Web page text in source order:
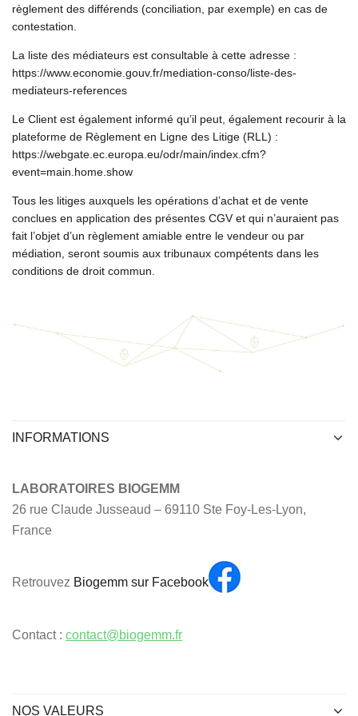
règlement des différends (conciliation, par exemple) en cas de
contestation.
La liste des médiateurs est consultable à cette adresse :
https://www.economie.gouv.fr/mediation-conso/liste-des-
mediateurs-references
Le Client est également informé qu’il peut, également recourir à la
plateforme de Règlement en Ligne des Litige (RLL) :
https://webgate.ec.europa.eu/odr/main/index.cfm?
event=main.home.show
Tous les litiges auxquels les opérations d’achat et de vente
conclues en application des présentes CGV et qui n’auraient pas
fait l’objet d’un règlement amiable entre le vendeur ou par
médiation, seront soumis aux tribunaux compétents dans les
conditions de droit commun.
INFORMATIONS
LABORATOIRES BIOGEMM
26 rue Claude Jusseaud – 69110 Ste Foy-Les-Lyon,
France
Retrouvez Biogemm sur Facebook
Contact : contact@biogemm.fr
NOS VALEURS